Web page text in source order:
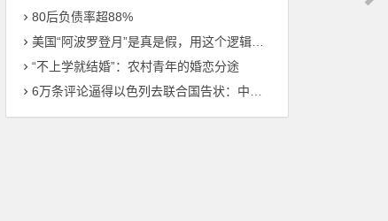
80后负债率超88%
美国“阿波罗登月”是真是假，用这个逻辑一测真相大白！
“不上学就结婚”：农村青年的婚恋分途
6万条评论逼得以色列去联合国告状：中国“狗头军师”的降维打击，到底有多可怕？